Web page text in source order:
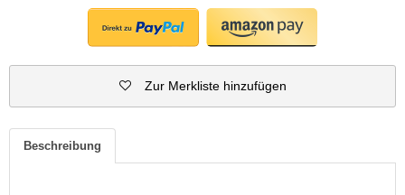
Zur Merkliste hinzufügen
Beschreibung